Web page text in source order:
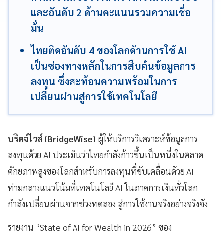
และอันดับ 2 ด้านคะแนนรวมความเชื่อ
มั่น
ไทยติดอันดับ 4 ของโลกด้านการใช้ AI
เป็นช่องทางหลักในการสืบค้นข้อมูลการ
ลงทุน ซึ่งสะท้อนความพร้อมในการ
เปลี่ยนผ่านสู่การใช้เทคโนโลยี
บริดจ์ไวส์ (BridgeWise) ผู้ให้บริการวิเคราะห์ข้อมูลการ
ลงทุนด้วย AI ประเมินว่าไทยกำลังก้าวขึ้นเป็นหนึ่งในตลาด
ศักยภาพสูงของโลกสำหรับการลงทุนที่ขับเคลื่อนด้วย AI
ท่ามกลางแนวโน้มที่เทคโนโลยี AI ในภาคการเงินทั่วโลก
กำลังเปลี่ยนผ่านจากช่วงทดลอง สู่การใช้งานจริงอย่างจริงจัง
รายงาน “State of AI for Wealth in 2026” ของ